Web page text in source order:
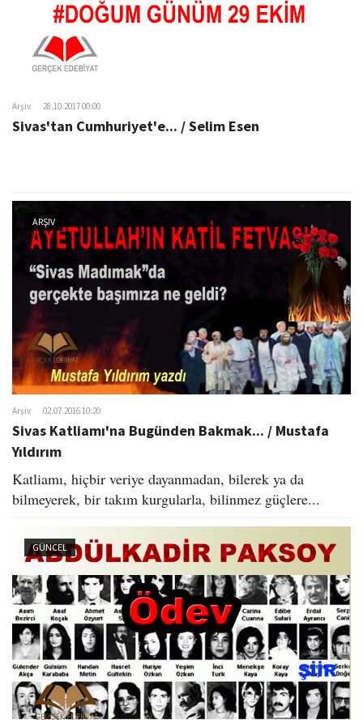
Arşiv 28.10.2017 00:00
Sivas'tan Cumhuriyet'e... / Selim Esen
ARŞIV
Arşiv 02.07.2016 10:20
Sivas Katliamı'na Bugünden Bakmak... / Mustafa
Yıldırım
Katliamı, hiçbir veriye dayanmadan, bilerek ya da
bilmeyerek, bir takım kurgularla, bilinmez güçlere...
GÜNCEL